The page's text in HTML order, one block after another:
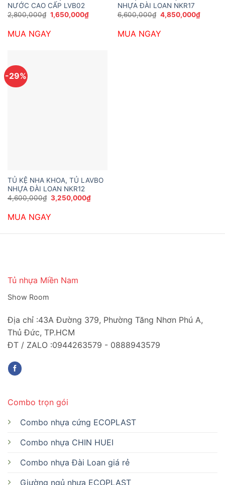
NƯỚC CAO CẤP LVB02
2,800,000₫ Giá
gốc
2,800,000₫.
1,650,000₫Giá
hiện
MUA NGAY
NHỰA ĐÀI LOAN NKR17
6,600,000₫ Giá
gốc
6,600,000₫.
4,850,000₫Giá
hiện
MUA NGAY
-29%
TỦ KỆ NHA KHOA, TỦ LAVBO
NHỰA ĐÀI LOAN NKR12
4,600,000₫ Giá
gốc
4,600,000₫.
3,250,000₫Giá
hiện
MUA NGAY
Tủ nhựa Miền Nam
Show Room
Địa chỉ :43A Đường 379, Phường Tăng Nhơn Phú A,
Thủ Đức, TP.HCM
ĐT / ZALO :0944263579 - 0888943579
Combo trọn gói
Combo nhựa cứng ECOPLAST
Combo nhựa CHIN HUEI
Combo nhựa Đài Loan giá rẻ
Giường ngủ nhựa ECOPLAST